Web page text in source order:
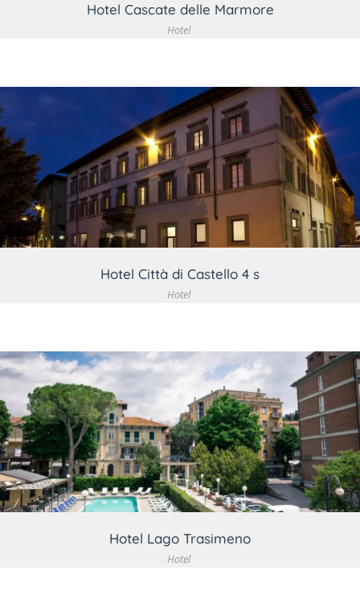
Hotel Cascate delle Marmore
Hotel
VEDI DETTAGLIO
Hotel Città di Castello 4 s
Hotel
VEDI DETTAGLIO
Hotel Lago Trasimeno
Hotel